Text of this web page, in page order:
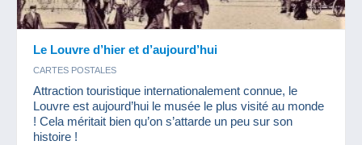
Le Louvre d’hier et d’aujourd’hui
CARTES POSTALES
Attraction touristique internationalement connue, le
Louvre est aujourd’hui le musée le plus visité au monde
! Cela méritait bien qu’on s’attarde un peu sur son
histoire !